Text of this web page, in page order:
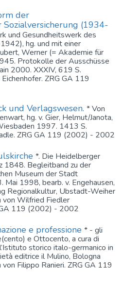
der
(1934-
und Gesundheitswerk des
hg. und mit einer
Werner (= Akademie für
Protokolle der Ausschüsse
2000. XXXIV, 619 S.
ZRG GA 119
und Verlagswesen. * Von
hg. v. Gier, Helmut/Janota,
1997. 1413 S.
ZRG GA 119 (2002) - 2002
*. Die Heidelberger
1848. Begleitband zu der
Museum der Stadt
1998, bearb. v. Engehausen,
Regionalkultur, Ubstadt-Weiher
von Wilfried Fiedler
119 (2002) - 2002
e professione * - gli
e Ottocento, a cura di
storico italo-germanico in
editrice il Mulino, Bologna
Filippo Ranieri. ZRG GA 119